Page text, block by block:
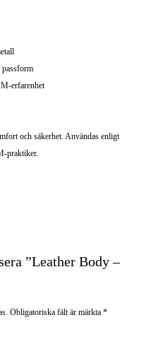
passform
erfarenhet
och säkerhet. Användas enligt
praktiker.
”Leather Body –
Obligatoriska fält är märkta *